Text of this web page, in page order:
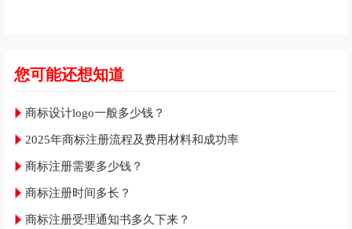
您可能还想知道
商标设计logo一般多少钱？
2025年商标注册流程及费用材料和成功率
商标注册需要多少钱？
商标注册时间多长？
商标注册受理通知书多久下来？